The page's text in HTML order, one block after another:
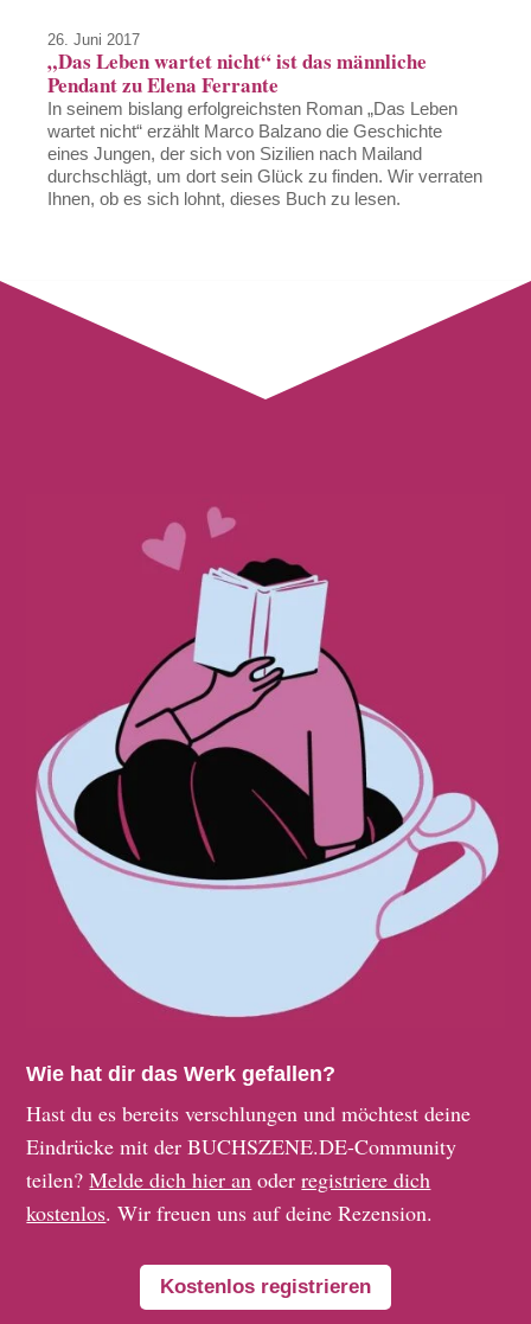
26. Juni 2017
„Das Leben wartet nicht“ ist das männliche
Pendant zu Elena Ferrante
In seinem bislang erfolgreichsten Roman „Das Leben
wartet nicht“ erzählt Marco Balzano die Geschichte
eines Jungen, der sich von Sizilien nach Mailand
durchschlägt, um dort sein Glück zu finden. Wir verraten
Ihnen, ob es sich lohnt, dieses Buch zu lesen.
Wie hat dir das Werk gefallen?
Hast du es bereits verschlungen und möchtest deine
Eindrücke mit der BUCHSZENE.DE-Community
teilen?Melde dich hier an oderregistriere dich
kostenlos. Wir freuen uns auf deine Rezension.
Kostenlos registrieren